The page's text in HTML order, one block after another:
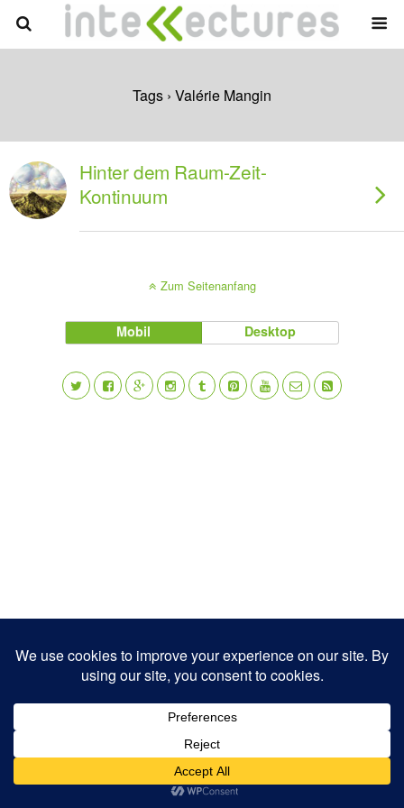
Tags › Valérie Mangin
Hinter dem Raum-Zeit-
Kontinuum
Zum Seitenanfang
Mobil Desktop